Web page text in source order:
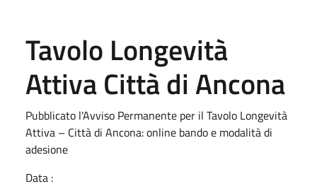
Tavolo Longevità
Attiva Città di Ancona
Pubblicato l'Avviso Permanente per il Tavolo Longevità
Attiva – Città di Ancona: online bando e modalità di
adesione
Data :